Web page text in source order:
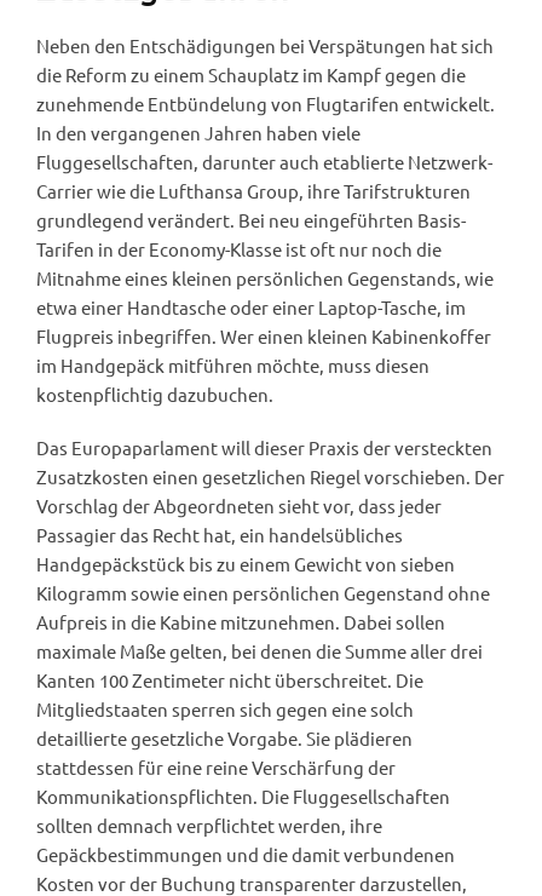
Neben den Entschädigungen bei Verspätungen hat sich
die Reform zu einem Schauplatz im Kampf gegen die
zunehmende Entbündelung von Flugtarifen entwickelt.
In den vergangenen Jahren haben viele
Fluggesellschaften, darunter auch etablierte Netzwerk-
Carrier wie die Lufthansa Group, ihre Tarifstrukturen
grundlegend verändert. Bei neu eingeführten Basis-
Tarifen in der Economy-Klasse ist oft nur noch die
Mitnahme eines kleinen persönlichen Gegenstands, wie
etwa einer Handtasche oder einer Laptop-Tasche, im
Flugpreis inbegriffen. Wer einen kleinen Kabinenkoffer
im Handgepäck mitführen möchte, muss diesen
kostenpflichtig dazubuchen.
Das Europaparlament will dieser Praxis der versteckten
Zusatzkosten einen gesetzlichen Riegel vorschieben. Der
Vorschlag der Abgeordneten sieht vor, dass jeder
Passagier das Recht hat, ein handelsübliches
Handgepäckstück bis zu einem Gewicht von sieben
Kilogramm sowie einen persönlichen Gegenstand ohne
Aufpreis in die Kabine mitzunehmen. Dabei sollen
maximale Maße gelten, bei denen die Summe aller drei
Kanten 100 Zentimeter nicht überschreitet. Die
Mitgliedstaaten sperren sich gegen eine solch
detaillierte gesetzliche Vorgabe. Sie plädieren
stattdessen für eine reine Verschärfung der
Kommunikationspflichten. Die Fluggesellschaften
sollten demnach verpflichtet werden, ihre
Gepäckbestimmungen und die damit verbundenen
Kosten vor der Buchung transparenter darzustellen,